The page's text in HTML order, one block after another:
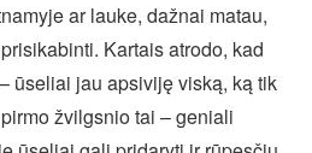
ar lauke, dažnai matau,
Kartais atrodo, kad
ūseliai jau apsiviję viską, ką tik
žvilgsnio tai – geniali